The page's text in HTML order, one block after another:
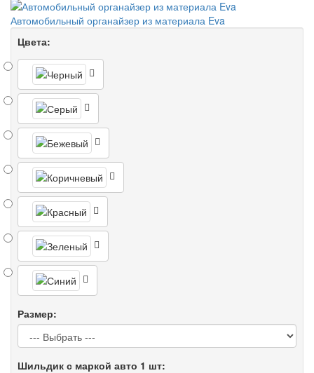
Автомобильный органайзер из материала Eva
Цвета:
Размер:
Шильдик с маркой авто 1 шт: